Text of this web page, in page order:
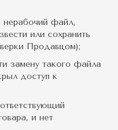
файл,
или сохранить
Продавцом);
замену такого файла
доступ к
и нет